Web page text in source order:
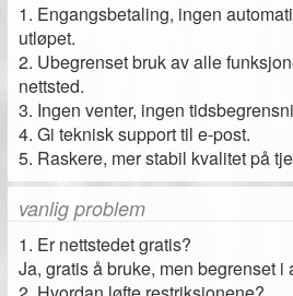
1. Engangsbetaling, ingen
utløpet.
2. Ubegrenset bruk av alle
nettsted.
3. Ingen venter, ingen
4. Gi teknisk support til e-post.
5. Raskere, mer stabil kvalitet på
vanlig problem
1. Er nettstedet gratis?
Ja, gratis å bruke, men begrenset i